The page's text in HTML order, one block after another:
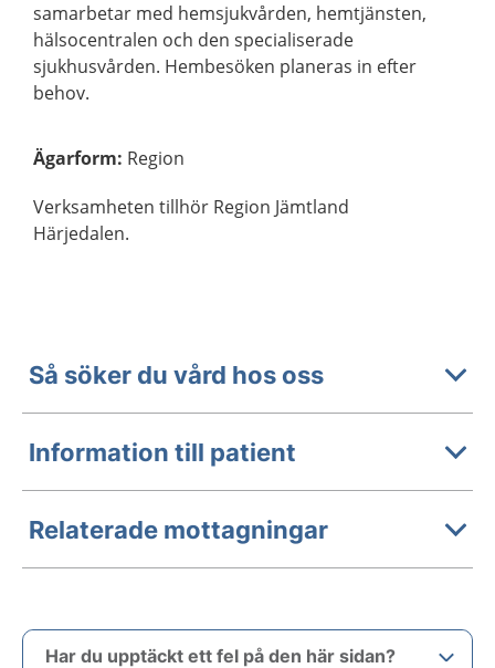
samarbetar med hemsjukvården, hemtjänsten,
hälsocentralen och den specialiserade
sjukhusvården. Hembesöken planeras in efter
behov.
Ägarform: Region
Verksamheten tillhör Region Jämtland
Härjedalen.
Så söker du vård hos oss
Information till patient
Relaterade mottagningar
Har du upptäckt ett fel på den här sidan?